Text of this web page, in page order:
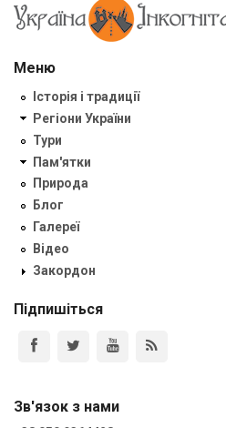
Меню
Історія і традиції
Регіони України
Тури
Пам'ятки
Природа
Блог
Галереї
Відео
Закордон
Підпишіться
Зв'язок з нами